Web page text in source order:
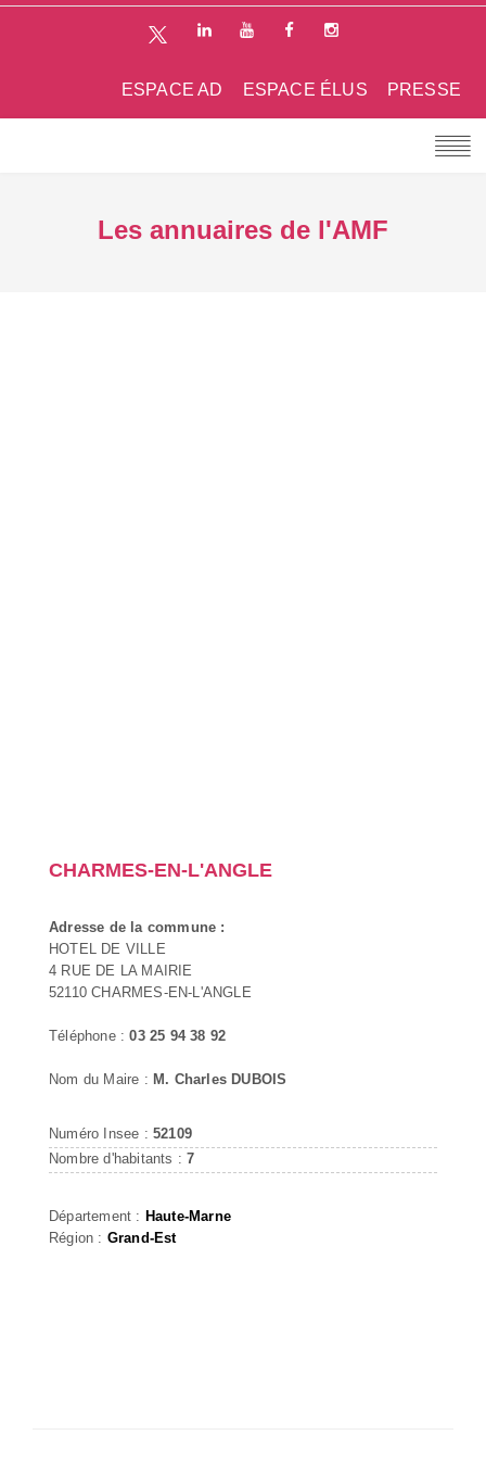
PRESSE
ESPACE ÉLUS
ESPACE AD
Les annuaires de l'AMF
CHARMES-EN-L'ANGLE
Adresse de la commune :
HOTEL DE VILLE
4 RUE DE LA MAIRIE
52110 CHARMES-EN-L'ANGLE
Téléphone :03 25 94 38 92
Nom du Maire : M. Charles DUBOIS
Numéro Insee : 52109
Nombre d'habitants :7
Département : Haute-Marne
Région : Grand-Est